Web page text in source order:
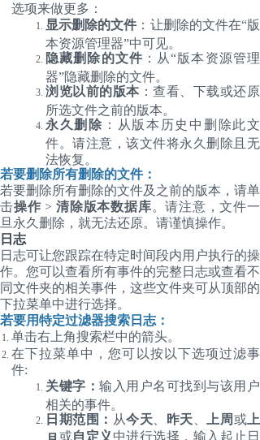
选项来做更多：
显示删除的文件 ：让删除的文件在“版
本资源管理器”中可见。
隐藏删除的文件 ：从“版本资源管理
器”隐藏删除的文件。
浏览以前的版本：查看、下载或还原
所选文件之前的版本。
永久删除 ：从版本历史中删除此文
件。请注意，该文件将永久删除且无
法恢复。
若要删除所有删除的文件：
若要删除所有删除的文件及之前的版本，请单
击操作 > 清除版本数据库。请注意，文件一
旦永久删除，就无法还原。请谨慎操作。
日志
日志可让您跟踪在特定时间段内用户执行的操
作。您可以查看所有事件的完整日志或查看不
同文件夹的相关事件，这些文件夹可从顶部的
下拉菜单中进行选择。
若要用特定过滤器搜索日志：
单击右上角搜索栏中的箭头。
在下拉菜单中，您可以按以下选项过滤事
件:
关键字：输入用户名可找到与该用户
相关的事件。
日期范围： 从今天 昨天 上周或 上
月 或自定义 中进行选择，输入起止日